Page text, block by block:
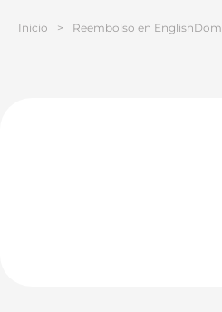
Inicio > Reembolso en EnglishDom